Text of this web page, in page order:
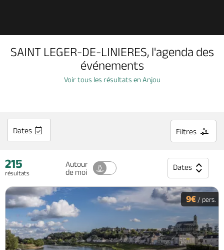
À voir, à faire
Dormir, manger
Séjours, cadeaux
Billetterie en ligne
SAINT LEGER-DE-LINIERES, l'agenda des
événements
Voir tous les résultats en Anjou
Dates Filtres
215
résultats
Autour
de moi
Dates
9€ / pers.